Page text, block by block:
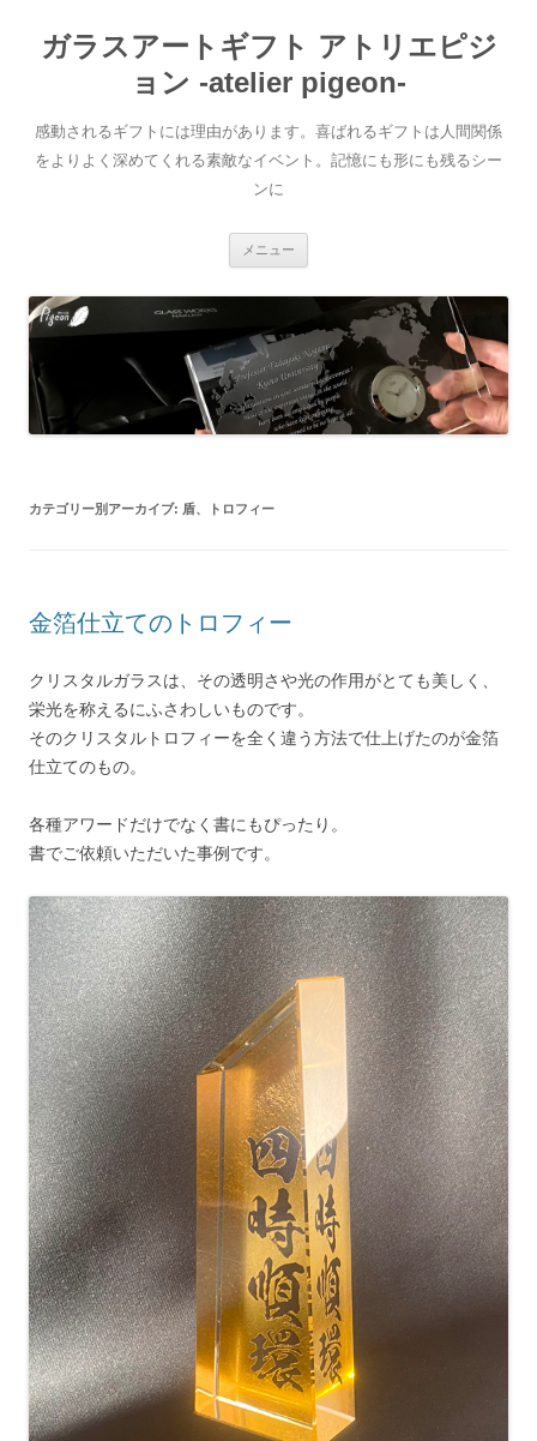
ガラスアートギフト アトリエピジ
ョン -atelier pigeon-
感動されるギフトには理由があります。喜ばれるギフトは人間関係
をよりよく深めてくれる素敵なイベント。記憶にも形にも残るシー
ンに
メニュー
へ
移
動
カテゴリー別アーカイブ: 盾、トロフィー
金箔仕立てのトロフィー
クリスタルガラスは、その透明さや光の作用がとても美しく、
栄光を称えるにふさわしいものです。
そのクリスタルトロフィーを全く違う方法で仕上げたのが金箔
仕立てのもの。
各種アワードだけでなく書にもぴったり。
書でご依頼いただいた事例です。